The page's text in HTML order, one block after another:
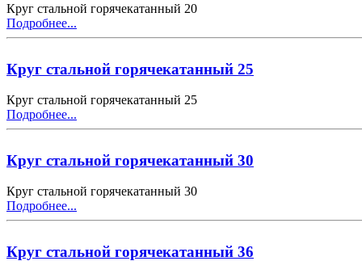
Круг стальной горячекатанный 20
Подробнее...
Круг стальной горячекатанный 25
Круг стальной горячекатанный 25
Подробнее...
Круг стальной горячекатанный 30
Круг стальной горячекатанный 30
Подробнее...
Круг стальной горячекатанный 36